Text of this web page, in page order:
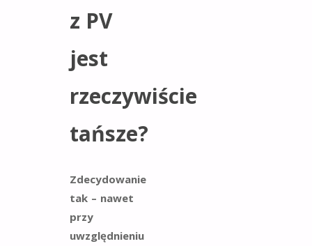
z PV
jest
rzeczywiście
tańsze?
Zdecydowanie
tak – nawet
przy
uwzględnieniu